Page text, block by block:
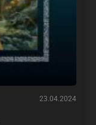
23.04.2024